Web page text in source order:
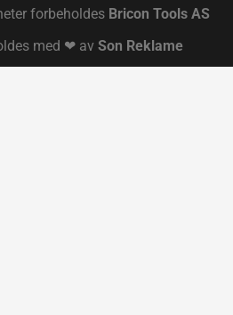
forbeholdes Bricon Tools AS
med ❤ av Son Reklame